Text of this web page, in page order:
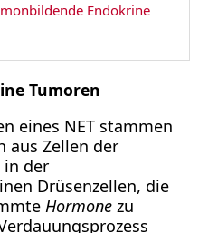
Endokrine
Tumoren
eines NET stammen
aus Zellen der
in der
Drüsenzellen, die
Hormone zu